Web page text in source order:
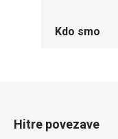
Kdo smo
Hitre povezave